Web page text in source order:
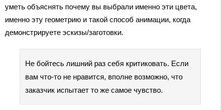
уметь объяснять почему вы выбрали именно эти цвета,
именно эту геометрию и такой способ анимации, когда
демонстрируете эскизы/заготовки.
Не бойтесь лишний раз себя критиковать. Если
вам что-то не нравится, вполне возможно, что
заказчик испытает то же самое чувство.